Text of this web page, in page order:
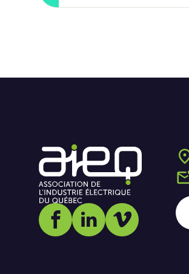
Social media link icon-
Social media link
Social media